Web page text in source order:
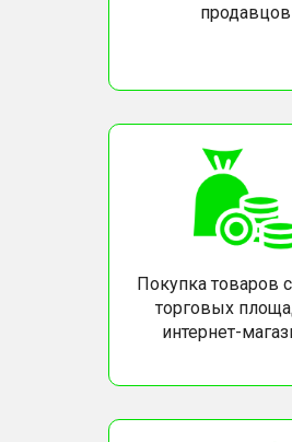
продавцов
Покупка товаров
торговых
интернет-